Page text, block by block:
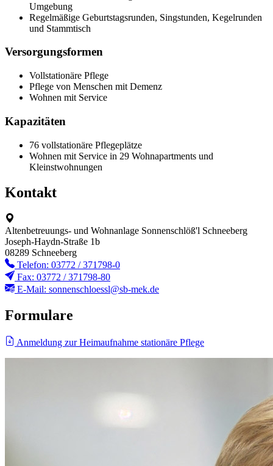
Umgebung
Regelmäßige Geburtstagsrunden, Singstunden, Kegelrunden
und Stammtisch
Versorgungsformen
Vollstationäre Pflege
Pflege von Menschen mit Demenz
Wohnen mit Service
Kapazitäten
76 vollstationäre Pflegeplätze
Wohnen mit Service in 29 Wohnapartments und
Kleinstwohnungen
Kontakt
Altenbetreuungs- und Wohnanlage Sonnenschlöß'l Schneeberg
Joseph-Haydn-Straße 1b
08289 Schneeberg
Telefon: 03772 / 371798-0
Fax: 03772 / 371798-80
E-Mail: sonnenschloessl@sb-mek.de
Formulare
Anmeldung zur Heimaufnahme stationäre Pflege